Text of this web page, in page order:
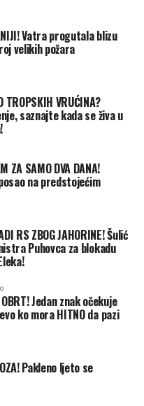
biti i prijedlog za
OC „Jahorina“
„Sve može biti na
precizira da on kao
čini preko 90 odsto
predlaže dnevni red
odnosno od
za glasanje“,
nije odgovarao
izjavio da se „na
o finansijskom
jer je izvještaj sa
u RS“.
se glasati. Vlada RS je
je između ostalog
izjavu ministra
Vatra progutala blizu
velikih požara
TROPSKIH VRUĆINA?
saznajte kada se živa u
ZA SAMO DVA DANA!
na predstojećim
RS ZBOG JAHORINE! Šulić
Puhovca za blokadu
Jedan znak očekuje
ko mora HITNO da pazi
Pakleno ljeto se